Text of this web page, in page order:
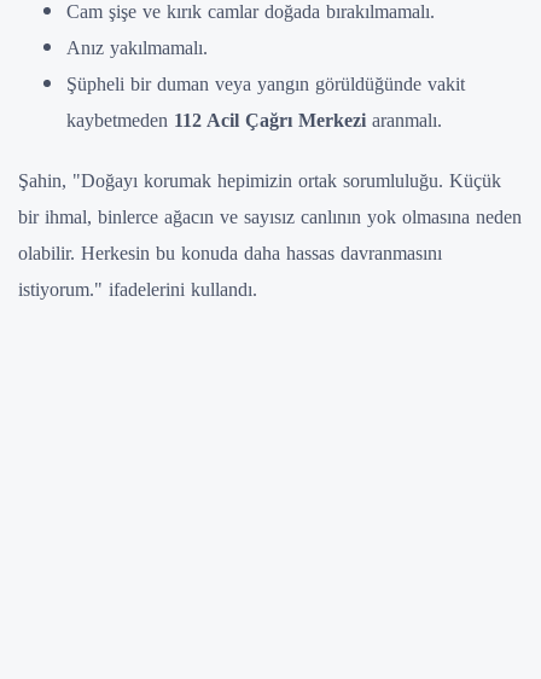
Cam şişe ve kırık camlar doğada bırakılmamalı.
Anız yakılmamalı.
Şüpheli bir duman veya yangın görüldüğünde vakit
kaybetmeden 112 Acil Çağrı Merkezi aranmalı.
Şahin, "Doğayı korumak hepimizin ortak sorumluluğu. Küçük
bir ihmal, binlerce ağacın ve sayısız canlının yok olmasına neden
olabilir. Herkesin bu konuda daha hassas davranmasını
istiyorum." ifadelerini kullandı.